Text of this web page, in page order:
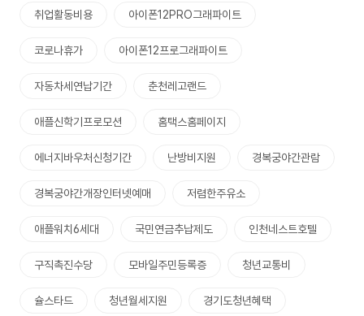
취업활동비용 아이폰12PRO그래파이트
코로나휴가 아이폰12프로그래파이트
자동차세연납기간 춘천레고랜드
애플신학기프로모션 홈택스홈페이지
에너지바우처신청기간 난방비지원 경복궁야간관람
경복궁야간개장인터넷예매 저렴한주유소
애플워치6세대 국민연금추납제도 인천네스트호텔
구직촉진수당 모바일주민등록증 청년교통비
슐스타드 청년월세지원 경기도청년혜택